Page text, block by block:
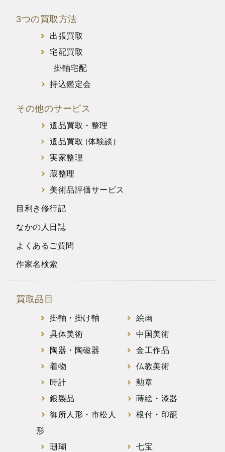
3つの買取方法
出張買取
宅配買取
掛軸宅配
持込鑑定会
その他のサービス
遺品買取・整理
遺品買取 [体験談]
実家整理
蔵整理
美術品評価サービス
目利き修行記
なかの人日誌
よくあるご質問
作家名検索
買取品目
掛軸・掛け軸
絵画
具体美術
中国美術
陶器・陶磁器
金工作品
着物
仏教美術
時計
勲章
銀製品
蒔絵・漆器
御所人形・市松人
形
根付・印籠
珊瑚
七宝